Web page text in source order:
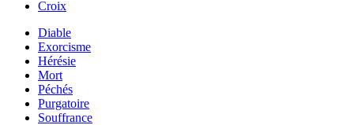
Croix
Diable
Exorcisme
Hérésie
Mort
Péchés
Purgatoire
Souffrance